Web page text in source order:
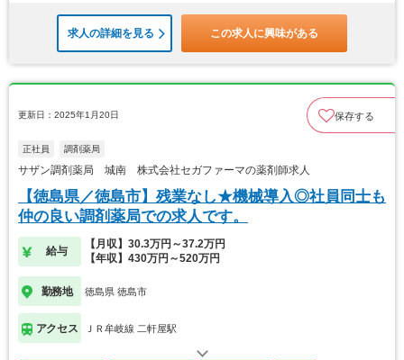
求人の詳細を見る この求人に興味がある
更新日：2025年1月20日 保存する
正社員 調剤薬局
サザン調剤薬局 城南 株式会社セガファーマの薬剤師求人
【徳島県／徳島市】残業なし★機械導入◎社員同士も
仲の良い調剤薬局での求人です。
給与
【月収】30.3万円～37.2万円
【年収】430万円～520万円
勤務地 徳島県 徳島市
アクセス ＪＲ牟岐線 二軒屋駅